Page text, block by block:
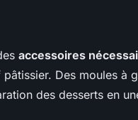
accessoires
Des moules à
des desserts en